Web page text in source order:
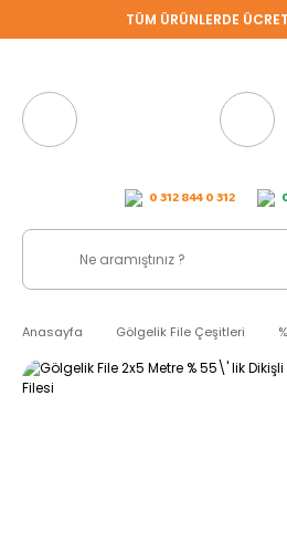
TÜM ÜRÜNLERDE
0 312 844 0 312
Anasayfa Gölgelik File Çeşitleri